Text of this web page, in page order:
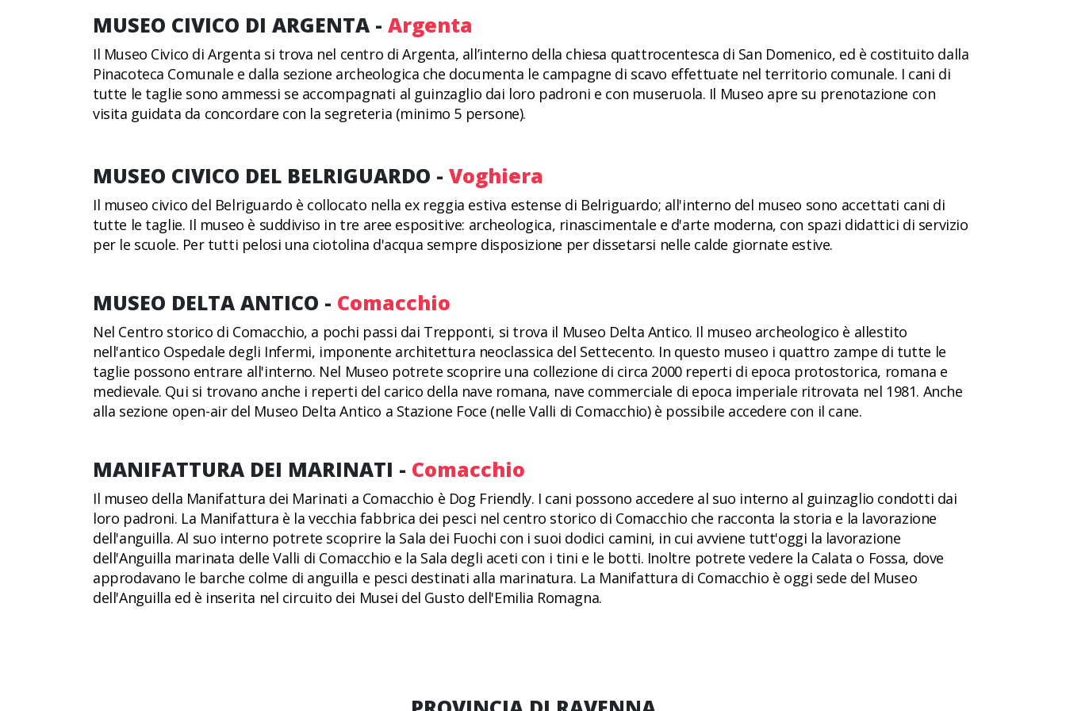
MUSEO CIVICO DI ARGENTA - Argenta
Il Museo Civico di Argenta si trova nel centro di Argenta, all’interno della chiesa quattrocentesca di San Domenico, ed è costituito dalla
Pinacoteca Comunale e dalla sezione archeologica che documenta le campagne di scavo effettuate nel territorio comunale. I cani di
tutte le taglie sono ammessi se accompagnati al guinzaglio dai loro padroni e con museruola. Il Museo apre su prenotazione con
visita guidata da concordare con la segreteria (minimo 5 persone).
MUSEO CIVICO DEL BELRIGUARDO - Voghiera
Il museo civico del Belriguardo è collocato nella ex reggia estiva estense di Belriguardo; all'interno del museo sono accettati cani di
tutte le taglie. Il museo è suddiviso in tre aree espositive: archeologica, rinascimentale e d'arte moderna, con spazi didattici di servizio
per le scuole. Per tutti pelosi una ciotolina d'acqua sempre disposizione per dissetarsi nelle calde giornate estive.
MUSEO DELTA ANTICO - Comacchio
Nel Centro storico di Comacchio, a pochi passi dai Trepponti, si trova il Museo Delta Antico. Il museo archeologico è allestito
nell'antico Ospedale degli Infermi, imponente architettura neoclassica del Settecento. In questo museo i quattro zampe di tutte le
taglie possono entrare all'interno. Nel Museo potrete scoprire una collezione di circa 2000 reperti di epoca protostorica, romana e
medievale. Qui si trovano anche i reperti del carico della nave romana, nave commerciale di epoca imperiale ritrovata nel 1981. Anche
alla sezione open-air del Museo Delta Antico a Stazione Foce (nelle Valli di Comacchio) è possibile accedere con il cane.
MANIFATTURA DEI MARINATI - Comacchio
Il museo della Manifattura dei Marinati a Comacchio è Dog Friendly. I cani possono accedere al suo interno al guinzaglio condotti dai
loro padroni. La Manifattura è la vecchia fabbrica dei pesci nel centro storico di Comacchio che racconta la storia e la lavorazione
dell'anguilla. Al suo interno potrete scoprire la Sala dei Fuochi con i suoi dodici camini, in cui avviene tutt'oggi la lavorazione
dell'Anguilla marinata delle Valli di Comacchio e la Sala degli aceti con i tini e le botti. Inoltre potrete vedere la Calata o Fossa, dove
approdavano le barche colme di anguilla e pesci destinati alla marinatura. La Manifattura di Comacchio è oggi sede del Museo
dell'Anguilla ed è inserita nel circuito dei Musei del Gusto dell'Emilia Romagna.